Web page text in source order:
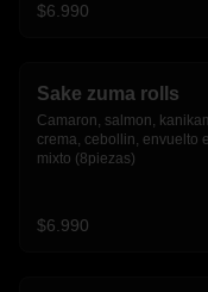
$6.990
Sake zuma rolls
Camaron, salmon,
crema, cebollin, envuelto
mixto (8piezas)
$6.990